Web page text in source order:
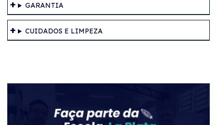
GARANTIA
CUIDADOS E LIMPEZA